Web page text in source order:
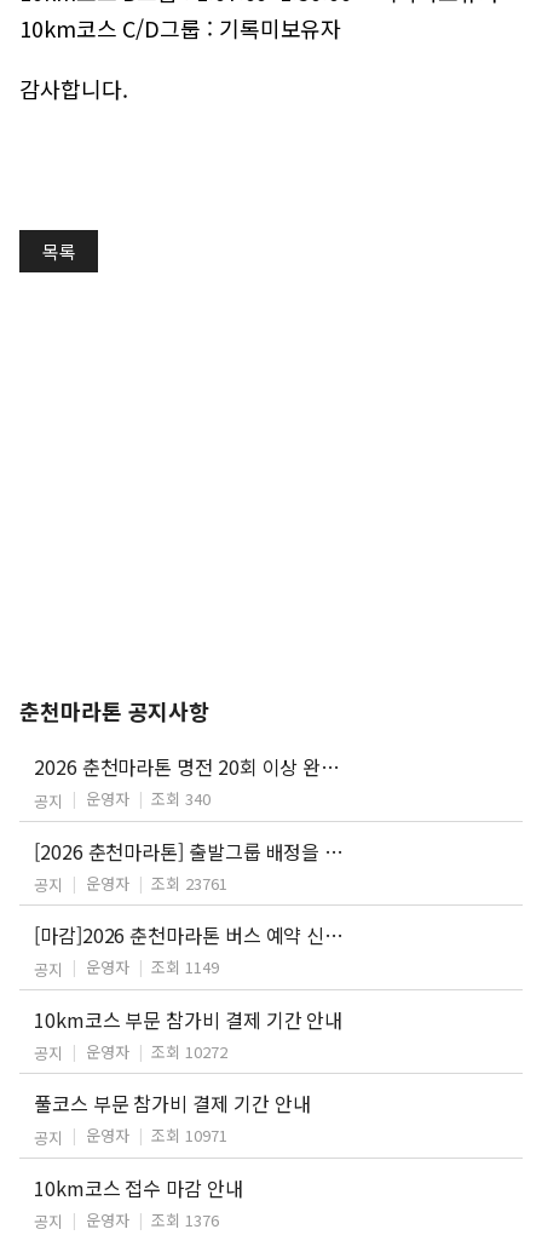
10km코스 C/D그룹 : 기록미보유자
감사합니다.
목록
춘천마라톤 공지사항
2026 춘천마라톤 명전 20회 이상 완주자 특별접수 안내
공지 운영자 조회 340
[2026 춘천마라톤] 출발그룹 배정을 위한 기록증 제출 안내
공지 운영자 조회 23761
[마감]2026 춘천마라톤 버스 예약 신청 안내
공지 운영자 조회 1149
10km코스 부문 참가비 결제 기간 안내
공지 운영자 조회 10272
풀코스 부문 참가비 결제 기간 안내
공지 운영자 조회 10971
10km코스 접수 마감 안내
공지 운영자 조회 1376